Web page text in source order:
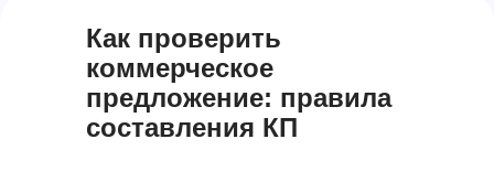
Как проверить
коммерческое
предложение: правила
составления КП